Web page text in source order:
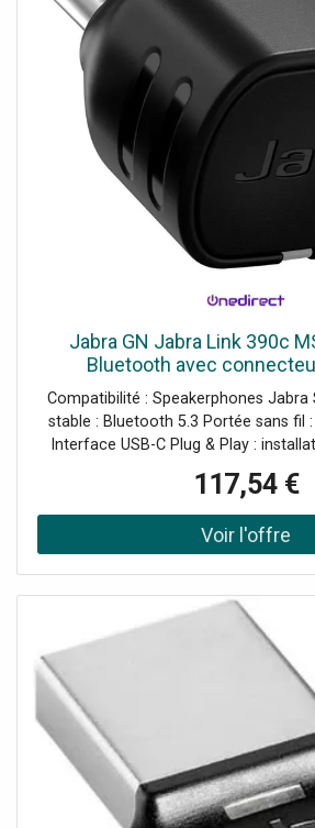
Jabra GN Jabra Link 390c
Bluetooth avec
certification Microsoft Teams
une connexion stable
Compatibilité : Speakerphones Jabra
stable : Bluetooth 5.3 Portée sans fil
Interface USB-C Plug & Play :
117,54 €